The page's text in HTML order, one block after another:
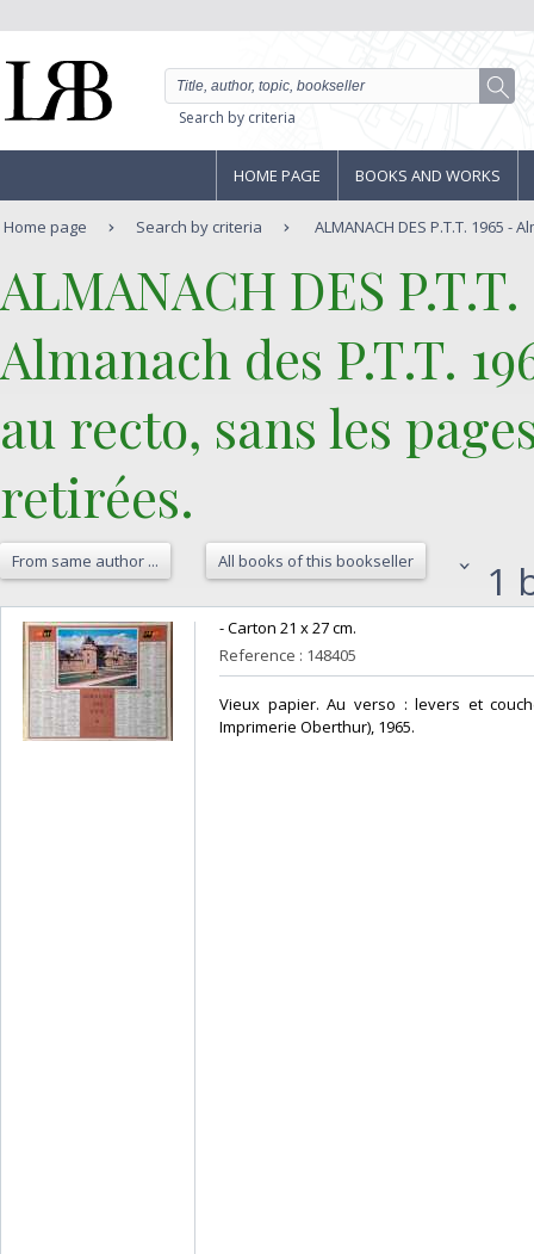
Search by criteria
HOME PAGE BOOKS AND WORKS
Home page Search by criteria ALMANACH DES P.T.T. 1965 -
‎ALMANACH DES P.T.T.
‎Almanach des P.T.T.
au recto, sans les
retirées.‎
From same author ... All books of this bookseller 1
‎- Carton 21 x 27 cm.‎
Reference : 148405
‎Vieux papier. Au verso : levers et
Imprimerie Oberthur), 1965.‎